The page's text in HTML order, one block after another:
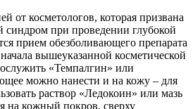
от косметологов, которая призвана
при проведении глубокой
прием обезболивающего препарата
вышеуказанной косметической
«Темпалгин» или
можно нанести и на кожу – для
раствор «Ледокоин» или мазь
на кожный покров, сверху